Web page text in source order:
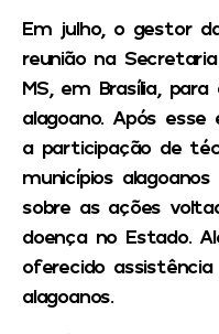
Em julho, o gestor
reunião na
MS, em Brasília,
alagoano. Após
a participação de
municípios
sobre as ações
doença no Estado.
oferecido
alagoanos.